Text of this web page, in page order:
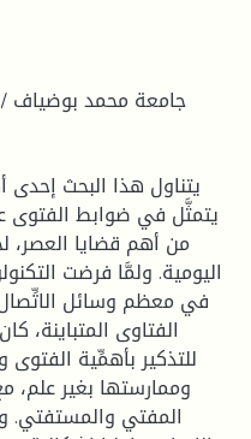
جامعة محمد بوضياف /
يتناول هذا البحث إحدى
يتمثَّل في ضوابط الفتوى
من أهم قضايا العصر،
اليومية. ولمَّا فرضت
في معظم وسائل
الفتاوى المتباينة،
للتذكير بأهمِّية الفتوى
وممارستها بغير
المفتي والمستفتي.